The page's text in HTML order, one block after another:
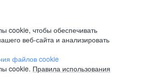
cookie, чтобы обеспечивать
веб-сайта и анализировать
файлов cookie
cookie. Правила использования